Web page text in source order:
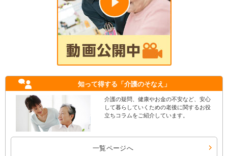
知って得する 「介護のそなえ」
介護の疑問、健康やお金の不安など、安心
して暮らしていくための老後に関するお役
立ちコラムをご紹介しています。
一覧ページへ